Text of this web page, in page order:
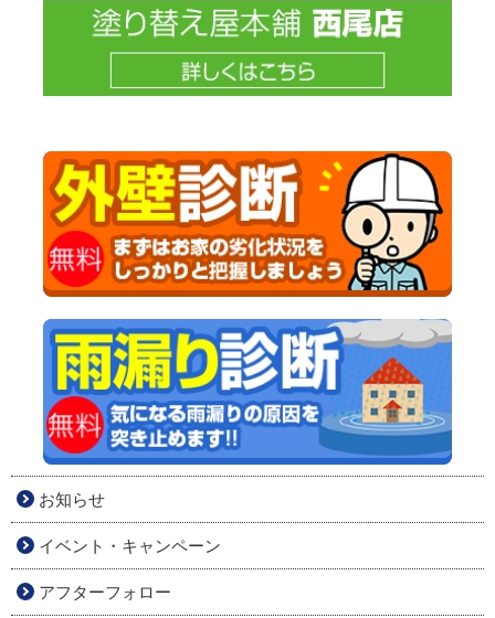
お知らせ
イベント・キャンペーン
アフターフォロー